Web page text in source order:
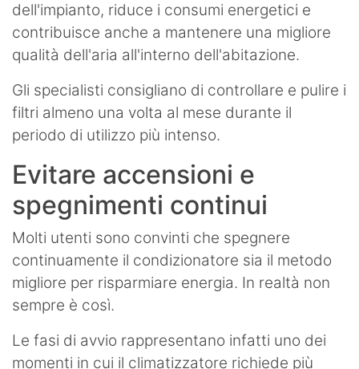
dell'impianto, riduce i consumi energetici e
contribuisce anche a mantenere una migliore
qualità dell'aria all'interno dell'abitazione.
Gli specialisti consigliano di controllare e pulire i
filtri almeno una volta al mese durante il
periodo di utilizzo più intenso.
Evitare accensioni e
spegnimenti continui
Molti utenti sono convinti che spegnere
continuamente il condizionatore sia il metodo
migliore per risparmiare energia. In realtà non
sempre è così.
Le fasi di avvio rappresentano infatti uno dei
momenti in cui il climatizzatore richiede più